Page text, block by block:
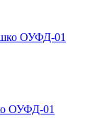
ОУФД-01